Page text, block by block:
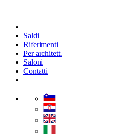
Saldi
Riferimenti
Per architetti
Saloni
Contatti